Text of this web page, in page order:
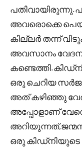
അവരൊക്കെ
കില്ലർ തന്ന്
അവസാനം
ഒരു ചെറിയ
അത് കഴിഞ്ഞു
അപ്പോളാണ്
ഒരു